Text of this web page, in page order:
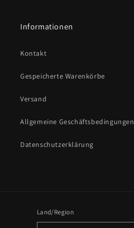
Informationen
Kontakt
Gespeicherte Warenkörbe
Versand
Allgemeine Geschäftsbedingungen
Datenschutzerklärung
Land/Region